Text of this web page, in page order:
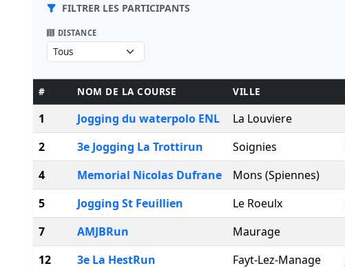
FILTRER LES PARTICIPANTS
DISTANCE
# NOM DE LA COURSE VILLE
1 Jogging du waterpolo ENL La Louviere
2
3e Jogging La Trottirun Soignies
4
Memorial Nicolas Dufrane Mons (Spiennes)
5
Jogging St Feuillien Le Roeulx
7
AMJBRun Maurage
12 3e La HestRun Fayt-Lez-Manage